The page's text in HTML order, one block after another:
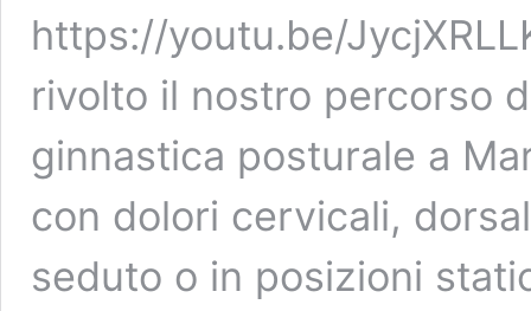
https://youtu.be/
rivolto il nostro percorso
ginnastica posturale a
con dolori cervicali,
seduto o in posizioni